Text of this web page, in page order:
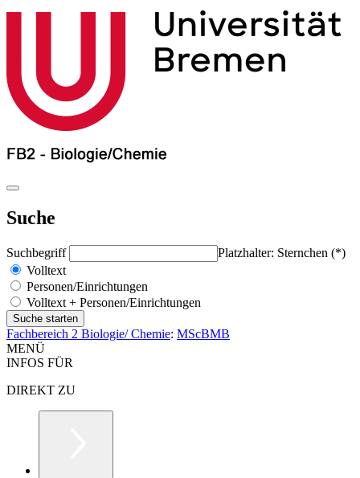
Suche
Suchbegriff
Platzhalter: Sternchen (*)
Volltext
Personen/Einrichtungen
Volltext + Personen/Einrichtungen
Fachbereich 2 Biologie/ Chemie: MScBMB
MENÜ
INFOS FÜR
DIREKT ZU